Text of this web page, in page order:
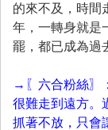
的來不及，時間
年，一轉身就是
罷，都已成為過
→〖六合粉絲〗
很難走到遠方。
抓著不放，只會